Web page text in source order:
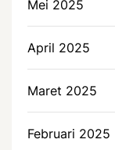
Mei 2025
April 2025
Maret 2025
Februari 2025